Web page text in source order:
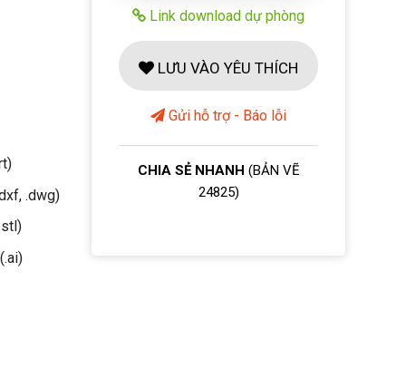
.dwg)
Link download dự phòng
LƯU VÀO YÊU THÍCH
Gửi hỗ trợ - Báo lỗi
CHIA SẺ NHANH (BẢN VẼ
24825)